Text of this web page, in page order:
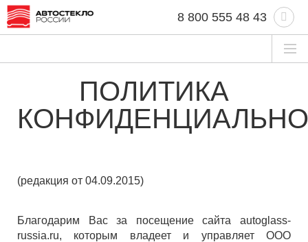
8 800 555 48 43
ПОЛИТИКА
(редакция от 04.09.2015)
Благодарим Вас за посещение сайта autoglass-
russia.ru, которым владеет и управляет ООО